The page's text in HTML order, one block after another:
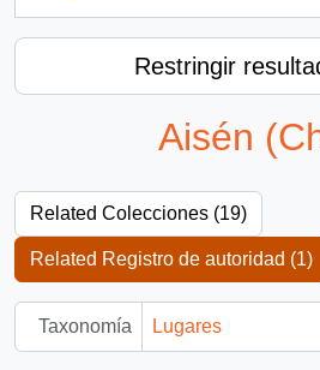
Restringir
Aisén
Related Colecciones (19)
Related Registro de autoridad (1)
Taxonomía Lugares